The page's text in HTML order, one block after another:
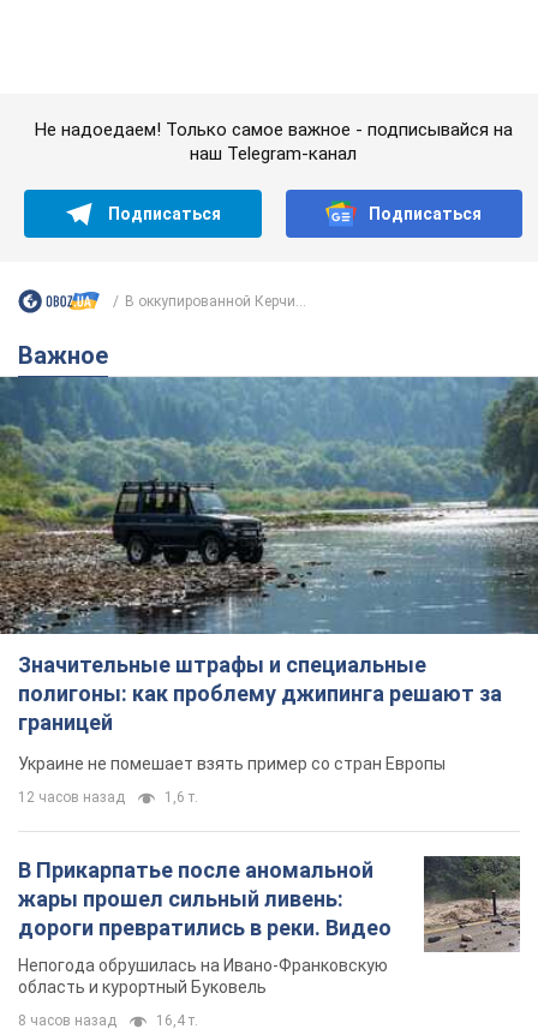
Важное
Значительные штрафы и специальные
полигоны: как проблему джипинга решают за
границей
Украине не помешает взять пример со стран Европы
12 часов назад 1,6 т.
В Прикарпатье после аномальной
жары прошел сильный ливень:
дороги превратились в реки. Видео
Непогода обрушилась на Ивано-Франковскую
Женщине начислили 729 тыс. грн
долга за газ из-за показаний
неисправного счетчика: судья
вынес неожиданное решение
2 часа назад 30,1 т.